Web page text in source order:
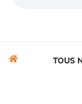
TOUS